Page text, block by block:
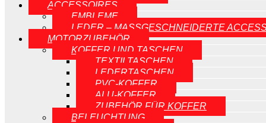
ACCESSOIRES
EMBLEME
LEDER – MASSGESCHNEIDERTE
MOTORZUBEHÖR
KOFFER UND TASCHEN
TEXTILTASCHEN
LEDERTASCHEN
PVC-KOFFER
ALU-KOFFER
ZUBEHÖR FÜR KOFFER
BELEUCHTUNG